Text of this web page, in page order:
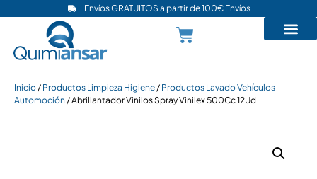
Envíos GRATUITOS a partir de 100€ Envíos
Inicio / Productos Limpieza Higiene / Productos Lavado Vehículos
Automoción / Abrillantador Vinilos Spray Vinilex 500Cc 12Ud